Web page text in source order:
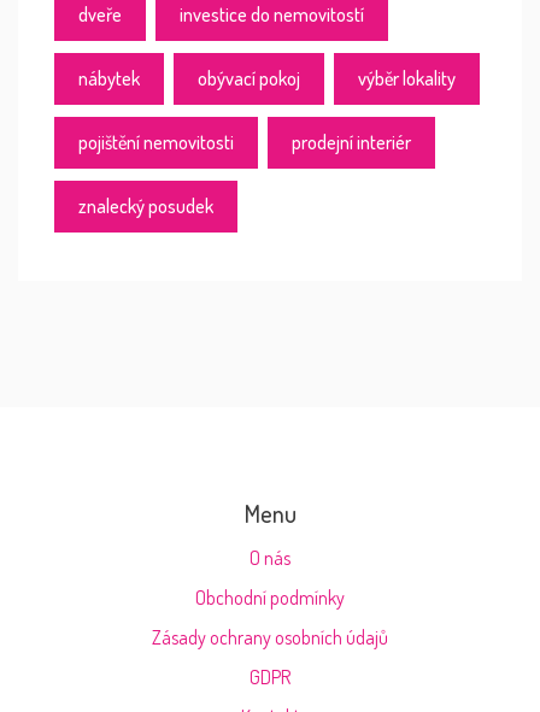
dveře investice do nemovitostí
nábytek obývací pokoj výběr lokality
pojištění nemovitosti prodejní interiér
znalecký posudek
Menu
O nás
Obchodní podmínky
Zásady ochrany osobních údajů
GDPR